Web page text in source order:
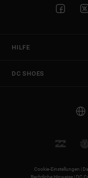
HILFE
DC SHOES
Cookie-Einstellungen |
Rechtliche Hinweise | DC